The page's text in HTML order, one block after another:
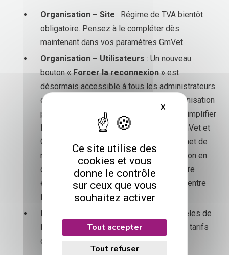
Ce site utilise des
cookies et vous
donne le contrôle
sur ceux que vous
souhaitez activer
Tout accepter
Tout refuser
X
Organisation – Site : Régime de TVA bientôt
obligatoire. Pensez à le compléter dès
maintenant dans vos paramètres GmVet.
Organisation – Utilisateurs : Un nouveau
bouton« Forcer la reconnexion » est
désormais accessible à tous les administrateurs
depuis l’Univers Paramètres, onglet Organisation
puis Utilisateurs – Agenda Google pour simplifier
la gestion des synchronisations entre GmVet et
Google Agenda. Cette fonctionnalité permet de
résoudre les problèmes de synchronisation en
quelques clics, sans avoir à contacter notre
équipe ni recréer manuellement les liens entre
les agendas.
Optimisation des modèles de
PSV pour un affichage et une gestion des tarifs
conformes.